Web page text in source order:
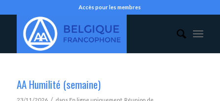
Accès pour les membres
AA Humilité (semaine)